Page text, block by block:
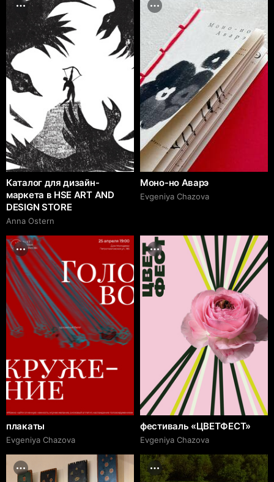
Каталог для дизайн-
маркета в HSE ART AND
DESIGN STORE
Anna Ostern
Моно-но Аварэ
Evgeniya Chazova
плакаты
Evgeniya Chazova
фестиваль «ЦВЕТФЕСТ»
Evgeniya Chazova